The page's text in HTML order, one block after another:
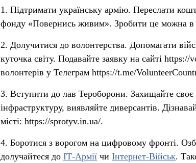
1️. Підтримати українську армію. Переслати
фонду «Повернись живим». Зробити це можна в
2️. Долучитися до волонтерства. Допомагати
куточка світу. Подавайте заявку на сайті
волонтерів у Телеграм https://t.me/
3️. Вступити до лав Тероборони. Захищайте
інфраструктуру, виявляйте диверсантів.
місті: https://sprotyv.in.ua/.
4️. Боротися з ворогом на цифровому фронті.
долучайтеся до ІТ-Армії чи Інтернет-Військ.